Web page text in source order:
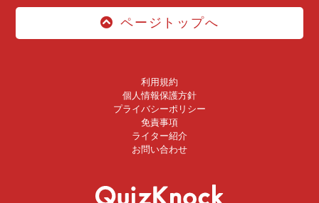
ページトップへ
利用規約
個人情報保護方針
プライバシーポリシー
免責事項
ライター紹介
お問い合わせ